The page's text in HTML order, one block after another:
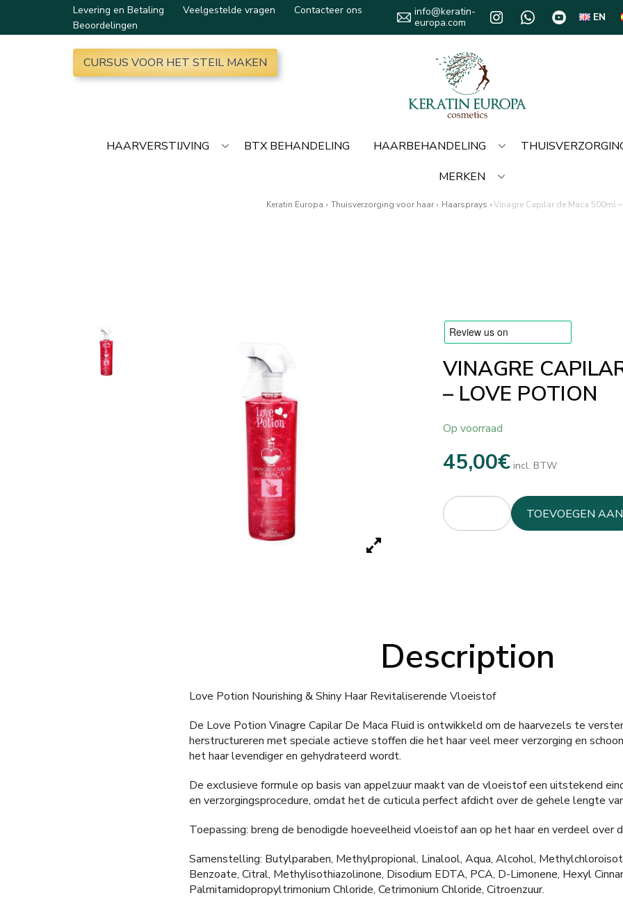
Levering en Betaling Veelgestelde vragen
Contacteer ons
Beoordelingen
info@keratin-
europa.com
EN
CURSUS VOOR HET STEIL MAKEN
HAARVERSTIJVING BTX BEHANDELING HAARBEHANDELING
MERKEN
Keratin Europa › Thuisverzorging voor haar › Haarsprays ›Vinagre Capilar de Maca 500ml
VINAGRE
– LOVE POTION
Op voorraad
45,00€ incl. BTW
TOEVOEGEN AAN
Description
Love Potion Nourishing & Shiny Haar Revitaliserende Vloeistof
De Love Potion Vinagre Capilar De Maca Fluid is ontwikkeld om de haarvezels te
herstructureren met speciale actieve stoffen die het haar veel meer verzorging en
het haar levendiger en gehydrateerd wordt.
De exclusieve formule op basis van appelzuur maakt van de vloeistof een uitstekend
en verzorgingsprocedure, omdat het de cuticula perfect afdicht over de gehele lengte
Toepassing: breng de benodigde hoeveelheid vloeistof aan op het haar en verdeel over
Samenstelling: Butylparaben, Methylpropional, Linalool, Aqua, Alcohol,
Benzoate, Citral, Methylisothiazolinone, Disodium EDTA, PCA, D-Limonene, Hexyl
Palmitamidopropyltrimonium Chloride, Cetrimonium Chloride, Citroenzuur.